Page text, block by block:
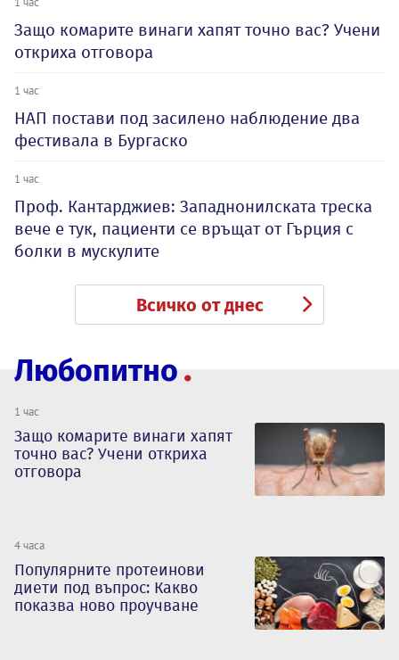
Защо комарите винаги хапят точно вас? Учени
откриха отговора
1 час
НАП постави под засилено наблюдение два
фестивала в Бургаско
1 час
Проф. Кантарджиев: Западнонилската треска
вече е тук, пациенти се връщат от Гърция с
болки в мускулите
Всичко от днес
Любопитно
1 час
Защо комарите винаги хапят
точно вас? Учени откриха
отговора
4 часа
Популярните протеинови
диети под въпрос: Какво
показва ново проучване